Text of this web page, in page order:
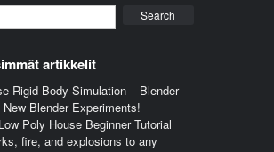
artikkelit
Rigid Body Simulation – Blender
New Blender Experiments!
Poly House Beginner Tutorial
fire, and explosions to any